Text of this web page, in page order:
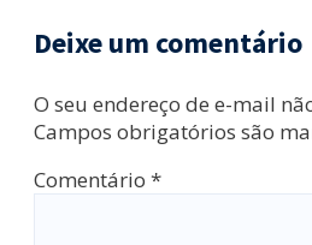
Deixe um comentário
O seu endereço de e-mail
Campos obrigatórios são
Comentário *